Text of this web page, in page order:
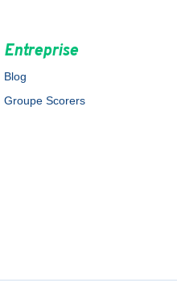
Entreprise
Blog
Groupe Scorers